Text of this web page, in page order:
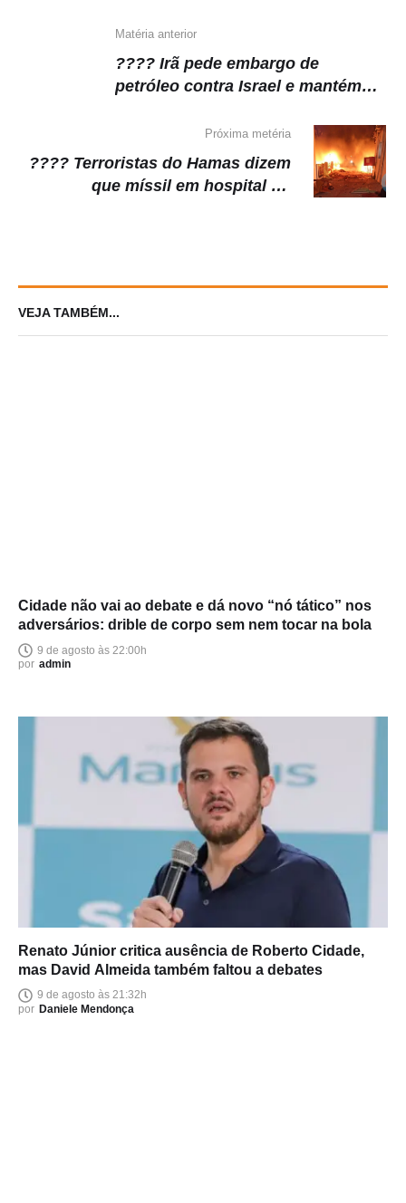
k
Matéria anterior
???? Irã pede embargo de
petróleo contra Israel e mantém
ataque a hospitalPróxima metéria
???? Terroristas do Hamas dizem
que míssil em hospital foi
VEJA TAMBÉM...
Cidade não vai ao debate e dá novo “nó tático” nos
adversários: drible de corpo sem nem tocar na bola
9 de agosto às 22:00h
por admin
Renato Júnior critica ausência de Roberto Cidade,
mas David Almeida também faltou a debates
9 de agosto às 21:32h
por Daniele Mendonça